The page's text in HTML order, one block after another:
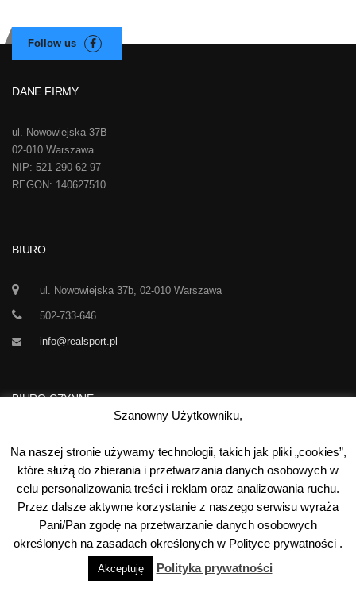
DANE FIRMY
ul. Nowowiejska 37B
02-010 Warszawa
NIP: 521-290-62-97
REGON: 140627510
BIURO
ul. Nowowiejska 37b, 02-010 Warszawa
502-733-646
info@realsport.pl
BIURO CZYNNE
7 dni w tygodniu
Poniedziałek-Piątek: 1000- 15
Sobota:
kontakt telefoniczny
Niedziela:
nieczynne
Szanowny Użytkowniku,
Na naszej stronie używamy technologii, takich jak pliki „cookies”,
które służą do zbierania i przetwarzania danych osobowych w
celu personalizowania treści i reklam oraz analizowania ruchu.
Przez dalsze aktywne korzystanie z naszego serwisu wyraża
Pani/Pan zgodę na przetwarzanie danych osobowych
określonych na zasadach określonych w Polityce prywatności .
Akceptuję Polityka prywatności